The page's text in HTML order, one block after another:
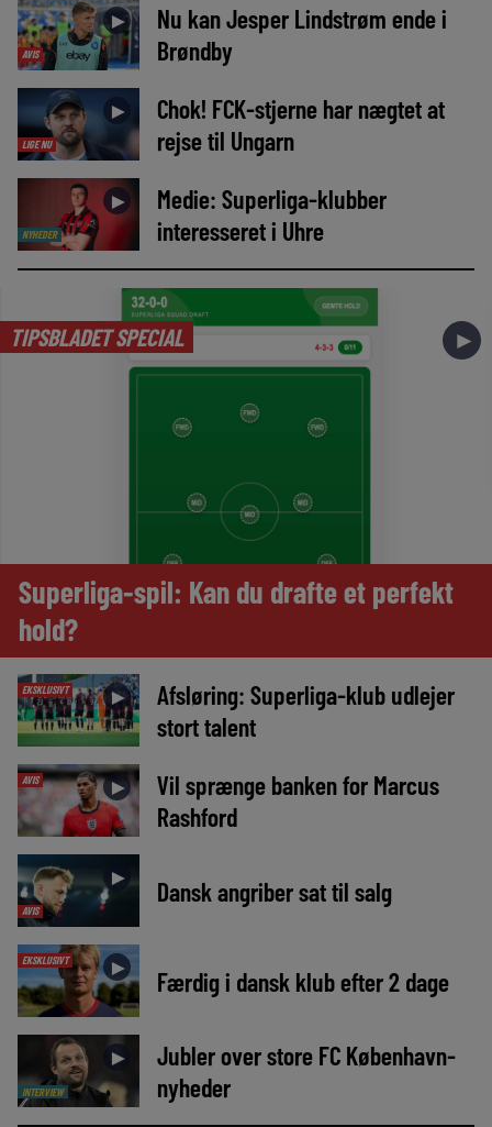
AVIS
►
Nu kan Jesper Lindstrøm ende i
Brøndby
LIGE NU
►
Chok! FCK-stjerne har nægtet at
rejse til Ungarn
NYHEDER
►
Medie: Superliga-klubber
interesseret i Uhre
TIPSBLADET SPECIAL ►
Superliga-spil: Kan du drafte et perfekt
hold?
EKSKLUSIVT ►
Afsløring: Superliga-klub udlejer
stort talent
AVIS ►
Vil sprænge banken for Marcus
Rashford
AVIS
► Dansk angriber sat til salg
EKSKLUSIVT ► Færdig i dansk klub efter 2 dage
INTERVIEW
►
Jubler over store FC København-
nyheder